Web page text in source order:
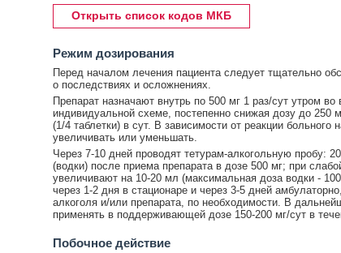
Открыть список кодов МКБ
Режим дозирования
Перед началом лечения пациента следует тщательно
о последствиях и осложнениях.
Препарат назначают внутрь по 500 мг 1 раз/сут утром
индивидуальной схеме, постепенно снижая дозу до 250
(1/4 таблетки) в сут. В зависимости от реакции больного
увеличивать или уменьшать.
Через 7-10 дней проводят тетурам-алкогольную пробу:
(водки) после приема препарата в дозе 500 мг; при
увеличивают на 10-20 мл (максимальная доза водки -
через 1-2 дня в стационаре и через 3-5 дней
алкоголя и/или препарата, по необходимости. В
применять в поддерживающей дозе 150-200 мг/сут в
Побочное действие